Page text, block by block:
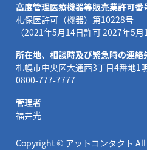
高度管理医療機器等販売業許可番
札保医許可（機器）第10228号
（2021年5月14日許可 2027年5月
所在地、相談時及び緊急時の連絡
札幌市中央区大通西3丁目4番地1
0800-777-7777
管理者
福井光
Copyright © アットコンタクト